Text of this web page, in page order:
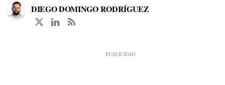
DIEGO DOMINGO RODRÍGUEZ